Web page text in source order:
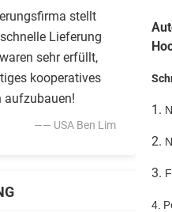
stellt
Lieferung
sehr erfüllt,
kooperatives
aufzubauen!
—— USA Ben Lim
1.
2.
3.
4.